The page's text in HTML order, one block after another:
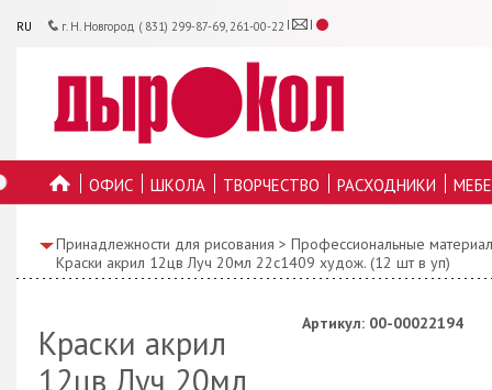
RU г. Н. Новгород ( 831) 299-87-69, 261-00-22
ОФИС ШКОЛА ТВОРЧЕСТВО РАСХОДНИКИ
Принадлежности для рисования > Профессиональные
Краски акрил 12цв Луч 20мл 22с1409 худож. (12 шт в уп)
Краски акрил
12цв Луч 20мл
Артикул: 00-00022194